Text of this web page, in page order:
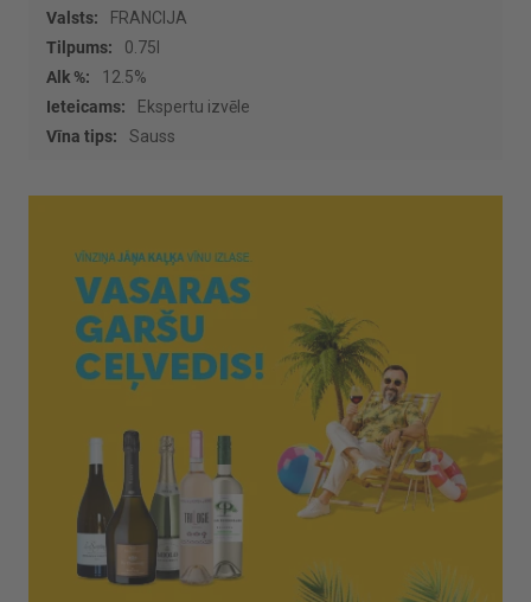
informācijasFRANCIJA
0.75l
12.5%
Ekspertu izvēle
Sauss